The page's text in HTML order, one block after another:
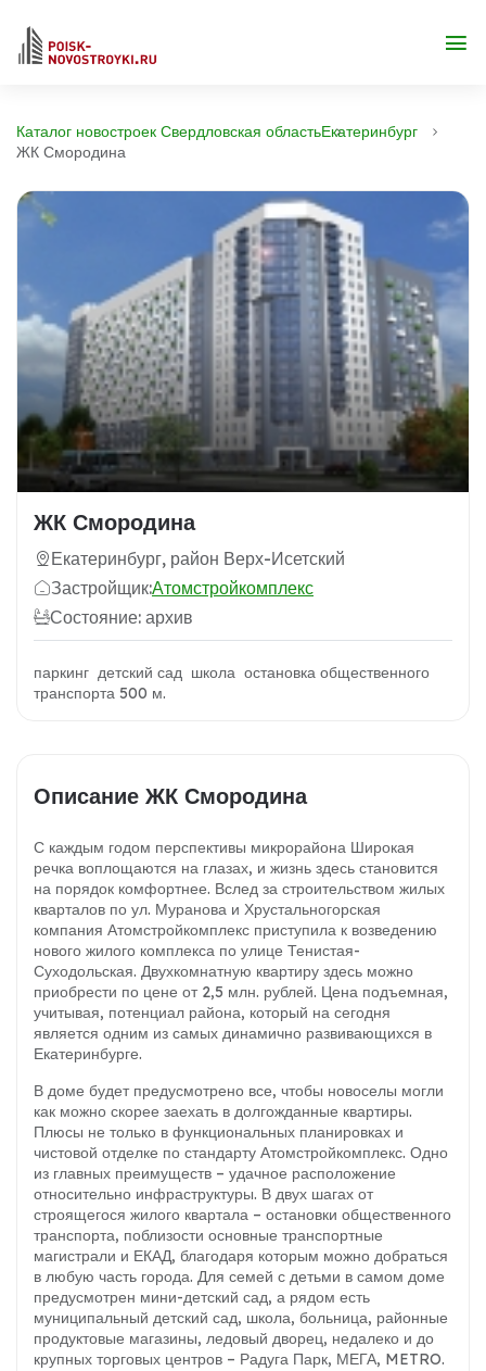
Каталог новостроек Свердловская областьЕкатеринбург
ЖК Смородина
ЖК Смородина
Екатеринбург, район Верх-Исетский
Застройщик:Атомстройкомплекс
Состояние: архив
паркинг детский сад школа остановка общественного
транспорта 500 м.
Описание ЖК Смородина
С каждым годом перспективы микрорайона Широкая
речка воплощаются на глазах, и жизнь здесь становится
на порядок комфортнее. Вслед за строительством жилых
кварталов по ул. Муранова и Хрустальногорская
компания Атомстройкомплекс приступила к возведению
нового жилого комплекса по улице Тенистая-
Суходольская. Двухкомнатную квартиру здесь можно
приобрести по цене от 2,5 млн. рублей. Цена подъемная,
учитывая, потенциал района, который на сегодня
является одним из самых динамично развивающихся в
Екатеринбурге.
В доме будет предусмотрено все, чтобы новоселы могли
как можно скорее заехать в долгожданные квартиры.
Плюсы не только в функциональных планировках и
чистовой отделке по стандарту Атомстройкомплекс. Одно
из главных преимуществ – удачное расположение
относительно инфраструктуры. В двух шагах от
строящегося жилого квартала – остановки общественного
транспорта, поблизости основные транспортные
магистрали и ЕКАД, благодаря которым можно добраться
в любую часть города. Для семей с детьми в самом доме
предусмотрен мини-детский сад, а рядом есть
муниципальный детский сад, школа, больница, районные
продуктовые магазины, ледовый дворец, недалеко и до
крупных торговых центров – Радуга Парк, МЕГА, METRO.